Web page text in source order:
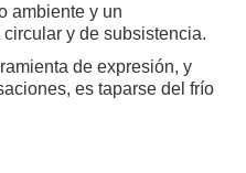
ambiente y un
y de subsistencia.
de expresión, y
es taparse del frío